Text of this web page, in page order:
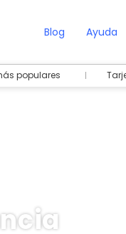
Blog Ayuda
populares